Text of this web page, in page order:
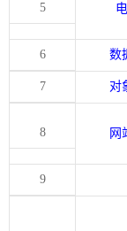
5
6 数
7 对
8 网
9